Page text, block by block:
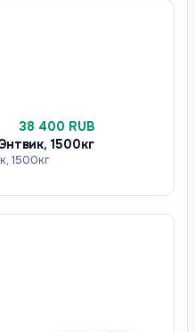
38 400 RUB
1500кг
1500кг